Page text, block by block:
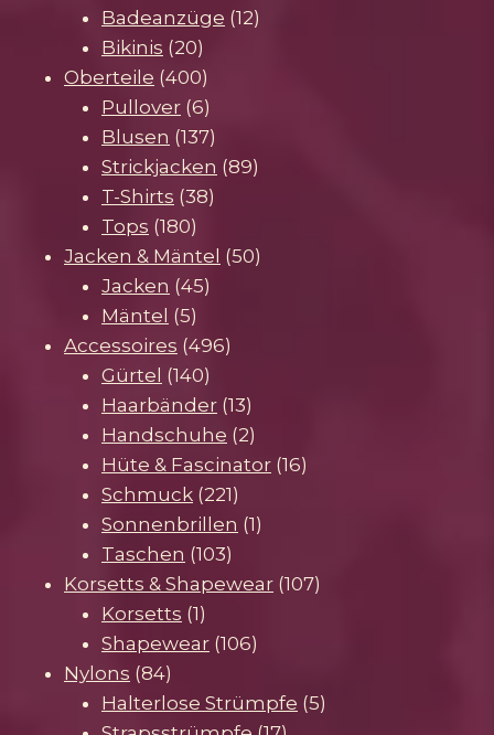
Produkte
Badeanzüge 1212
Bikinis 2020
Produkte
Oberteile 400400
Produkte
Pullover 66
Produkte
Blusen 137137
Produkte
Strickjacken 8989
T-Shirts 3838
Tops 180180
Produkte
Jacken & Mäntel 5050
Jacken 4545
Mäntel 55
Produkte
Accessoires 496496
Gürtel 140140
Produkte
Haarbänder 1313
Produkte
Handschuhe 22
Produkte
Hüte & Fascinator 1616
Schmuck 221221
Produkte
Sonnenbrillen 11
Taschen 103103
Produkte
Korsetts & Shapewear 107107
Korsetts 11
Produkt
Shapewear 106106
Nylons 8484
Produkte
Halterlose Strümpfe 55